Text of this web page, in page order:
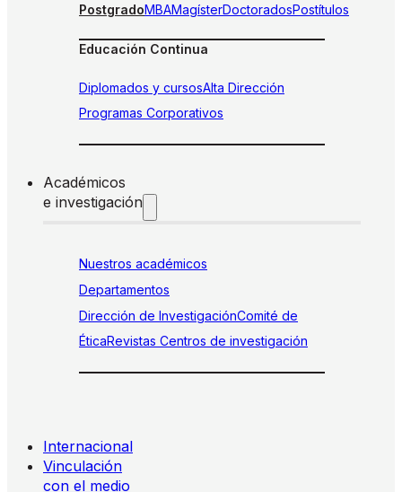
PostgradoMBAMagísterDoctoradosPostítulos
Educación Continua
Diplomados y cursosAlta Dirección
Programas Corporativos
Académicos
e investigación
Nuestros académicos
Departamentos
Dirección de InvestigaciónComité de
ÉticaRevistas Centros de investigación
Internacional
Vinculación
con el medio